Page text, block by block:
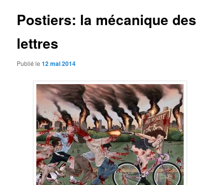
Postiers: la mécanique des
lettres
Publié le12 mai 2014